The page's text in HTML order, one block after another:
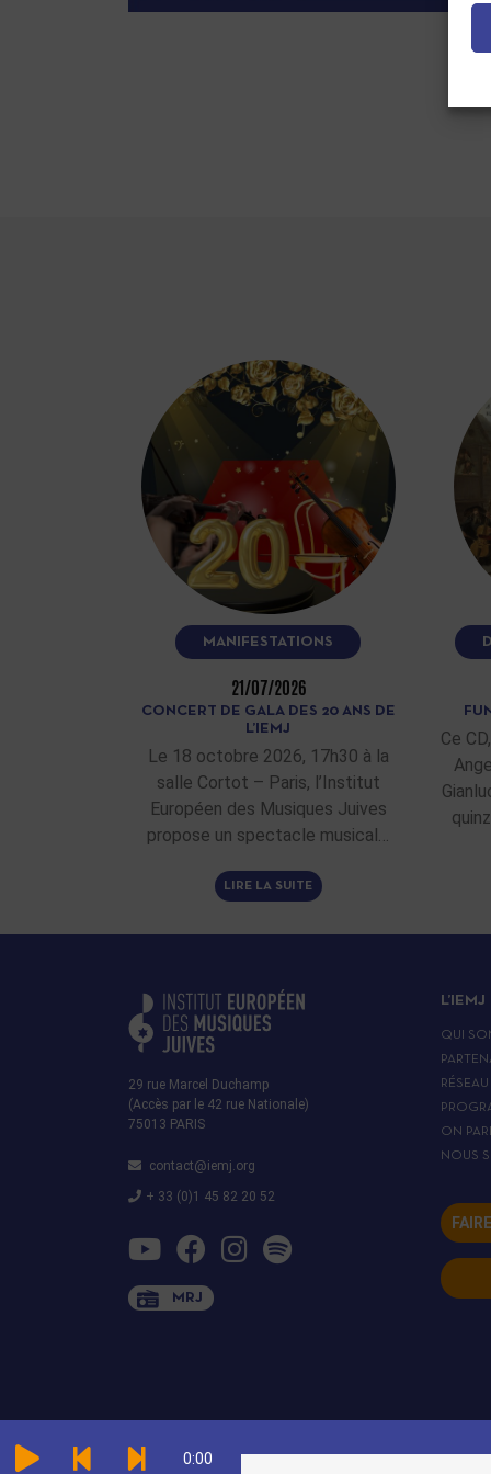
MANIFESTATIONS
21/07/2026
CONCERT DE GALA DES 20 ANS DE
L’IEMJ
Le 18 octobre 2026, 17h30 à la
salle Cortot – Paris, l’Institut
Européen des Musiques Juives
propose un spectacle musical…
LIRE LA SUITE
Ce
29 rue Marcel Duchamp
(Accès par le 42 rue Nationale)
75013 PARIS
contact@iemj.org
+ 33 (0)1 45 82 20 52
MRJ
L’IEMJ
QUI
ON
NOUS
TOUS DROITS RÉSERVÉS À L'INSTITUT EUROPÉEN DES MUSIQUES JUIVES
0:00